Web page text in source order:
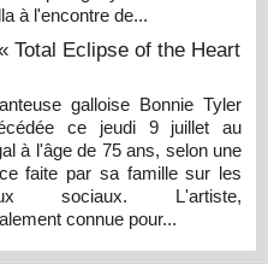
à l'encontre de...
Total Eclipse of the Heart
galloise Bonnie Tyler
ce jeudi 9 juillet au
à l'âge de 75 ans, selon une
faite par sa famille sur les
sociaux. L'artiste,
connue pour...